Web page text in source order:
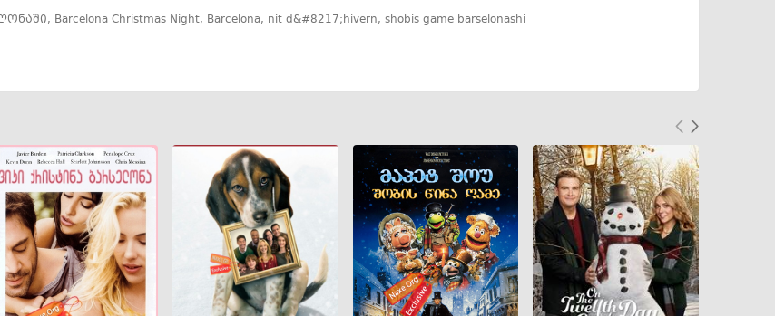
, Barcelona Christmas Night, Barcelona, nit d&#8217;hivern, shobis game barselonashi